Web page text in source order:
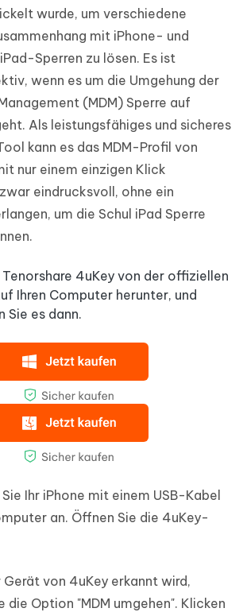
wurde, um verschiedene
mit iPhone- und
Sperren zu lösen. Es ist
wenn es um die Umgehung der
(MDM) Sperre auf
Als leistungsfähiges und sicheres
kann es das MDM-Profil von
nur einem einzigen Klick
eindrucksvoll, ohne ein
um die Schul iPad Sperre
Tenorshare 4uKey von der offiziellen
Ihren Computer herunter, und
Sie es dann.
Ihr iPhone mit einem USB-Kabel
an. Öffnen Sie die 4uKey-
Gerät von 4uKey erkannt wird,
die Option "MDM umgehen". Klicken